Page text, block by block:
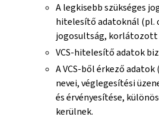
A legkisebb szükséges
hitelesítő adatoknál (pl.
jogosultság, korlátozott
VCS-hitelesítő adatok
A VCS-ből érkező
nevei, véglegesítési
és érvényesítése,
kerülnek.